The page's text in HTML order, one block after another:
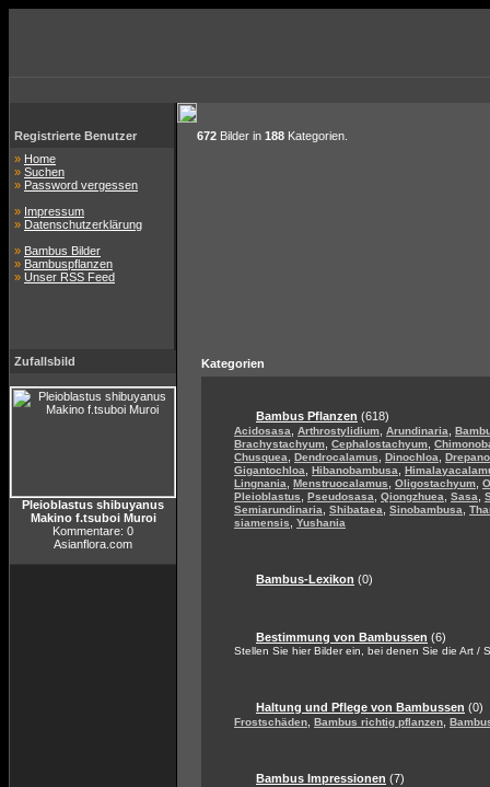
Registrierte Benutzer
» Home
» Suchen
» Password vergessen
» Impressum
» Datenschutzerklärung
» Bambus Bilder
» Bambuspflanzen
» Unser RSS Feed
Zufallsbild
Pleioblastus shibuyanus
Makino f.tsuboi Muroi
Kommentare: 0
Asianflora.com
672 Bilder in 188 Kategorien.
Kategorien
Bambus Pflanzen (618)
Acidosasa Arthrostylidium Arundinaria
Brachystachyum Cephalostachyum
Chusquea
Dendrocalamus Dinochloa
Gigantochloa
Hibanobambusa
Lingnania
Menstruocalamus Oligostachyum
Pleioblastus
Pseudosasa Qiongzhuea Sasa
Semiarundinaria
Shibataea Sinobambusa
siamensis
Yushania
Bambus-Lexikon (0)
Bestimmung von Bambussen (6)
Stellen Sie hier Bilder ein, bei denen Sie die Art /
Haltung und Pflege von Bambussen (0)
Frostschäden Bambus richtig pflanzen
Bambus Impressionen (7)